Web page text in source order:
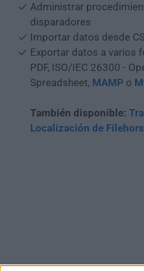
Administrar
disparadores
Importar datos desde
Exportar datos a varios
PDF, ISO/IEC 26300 -
Spreadsheet, MAMP o
También disponible:
Localización de